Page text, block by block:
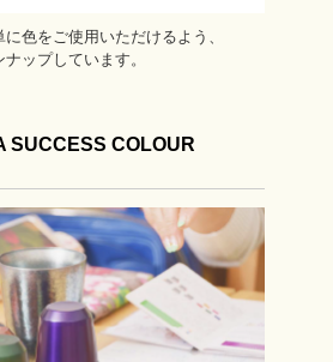
色をご使用いただけるよう、
ップしています。
SUCCESS COLOUR